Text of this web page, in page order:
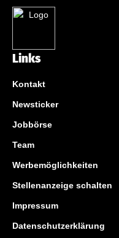
Links
Kontakt
Newsticker
Jobbörse
Team
Werbemöglichkeiten
Stellenanzeige schalten
Impressum
Datenschutzerklärung